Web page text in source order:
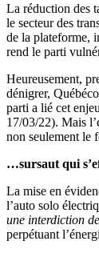
La réduction des
le secteur des
de la plateforme,
rend le parti
Heureusement,
dénigrer,
parti a lié cet
17/03/22). Mais
non seulement le
…sursaut qui
La mise en
l’auto solo
une interdiction
perpétuant